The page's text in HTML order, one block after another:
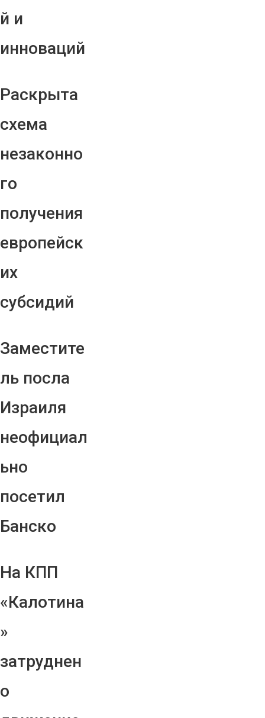
й и
инноваций
Раскрыта
схема
незаконно
го
получения
европейск
их
субсидий
Заместите
ль посла
Израиля
неофициал
ьно
посетил
Банско
На КПП
«Калотина
»
затруднен
о